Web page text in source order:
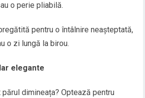
o perie pliabilă.
pentru o întâlnire neașteptată,
o zi lungă la birou.
elegante
părul dimineața? Optează pentru